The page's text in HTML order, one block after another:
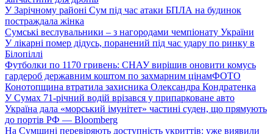
У Зарічному районі Сум під час атаки БПЛА на будинок
постраждала жінка
Сумські веслувальники – з нагородами чемпіонату України
У лікарні помер дідусь, поранений під час удару по ринку в
Білопіллі
Футболки по 1170 гривень: СНАУ вирішив оновити комусь
гардероб державним коштом по захмарним цінамФОТО
Конотопщина втратила захисника Олександра Кондратенка
У Сумах 71-річний водій врізався у припарковане авто
Україна дала «морський імунітет» частині суден, що прямують
до портів РФ — Bloomberg
На Сумщині перевіряють доступність укриттів: уже виявили